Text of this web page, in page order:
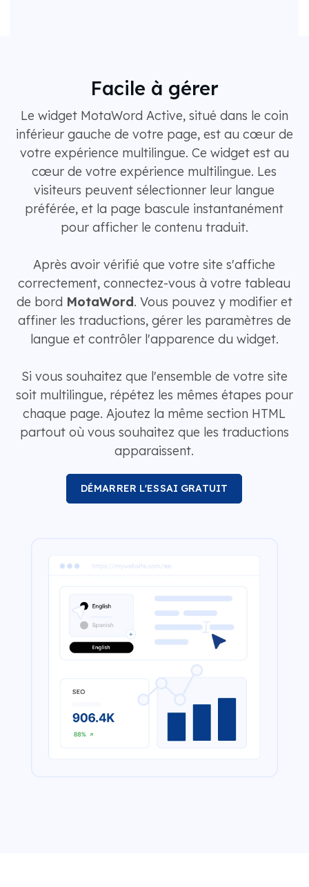
Facile à gérer
Le widget MotaWord Active, situé dans le coin
inférieur gauche de votre page, est au cœur de
votre expérience multilingue. Ce widget est au
cœur de votre expérience multilingue. Les
visiteurs peuvent sélectionner leur langue
préférée, et la page bascule instantanément
pour afficher le contenu traduit.
Après avoir vérifié que votre site s'affiche
correctement, connectez-vous à votre tableau
de bord MotaWord. Vous pouvez y modifier et
affiner les traductions, gérer les paramètres de
langue et contrôler l'apparence du widget.
Si vous souhaitez que l'ensemble de votre site
soit multilingue, répétez les mêmes étapes pour
chaque page. Ajoutez la même section HTML
partout où vous souhaitez que les traductions
apparaissent.
DÉMARRER L'ESSAI GRATUIT